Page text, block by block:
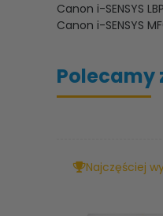
Canon i-SENSYS
Canon i-SENSYS
Polecamy
Najczęściej